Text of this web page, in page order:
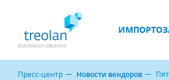
Пресс-центр Новости вендоров